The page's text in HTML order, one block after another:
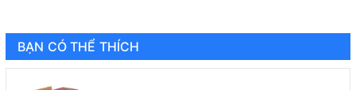
BẠN CÓ THỂ THÍCH